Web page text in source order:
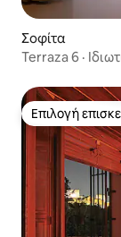
Σοφίτα
Terraza 6 ·
Επιλογή
Επιλογή